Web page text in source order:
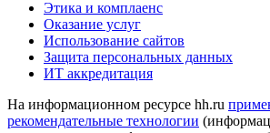
Этика и комплаенс
Оказание услуг
Использование сайтов
Защита персональных данных
ИТ аккредитация
На информационном ресурсе hh.ru
рекомендательные технологии